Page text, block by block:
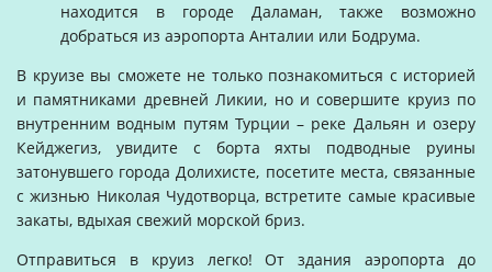
находится в городе Даламан, также возможно
добраться из аэропорта Анталии или Бодрума.
В круизе вы сможете не только познакомиться с историей
и памятниками древней Ликии, но и совершите круиз по
внутренним водным путям Турции – реке Дальян и озеру
Кейджегиз, увидите с борта яхты подводные руины
затонувшего города Долихисте, посетите места, связанные
с жизнью Николая Чудотворца, встретите самые красивые
закаты, вдыхая свежий морской бриз.
Отправиться в круиз легко! От здания аэропорта до